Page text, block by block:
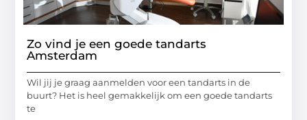
Zo vind je een goede tandarts
Amsterdam
Wil jij je graag aanmelden voor een tandarts in de
buurt? Het is heel gemakkelijk om een goede tandarts
te